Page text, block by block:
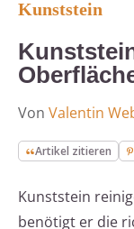
Kunststein
Von Valentin
Artikel zitieren
Kunststein
benötigt er die